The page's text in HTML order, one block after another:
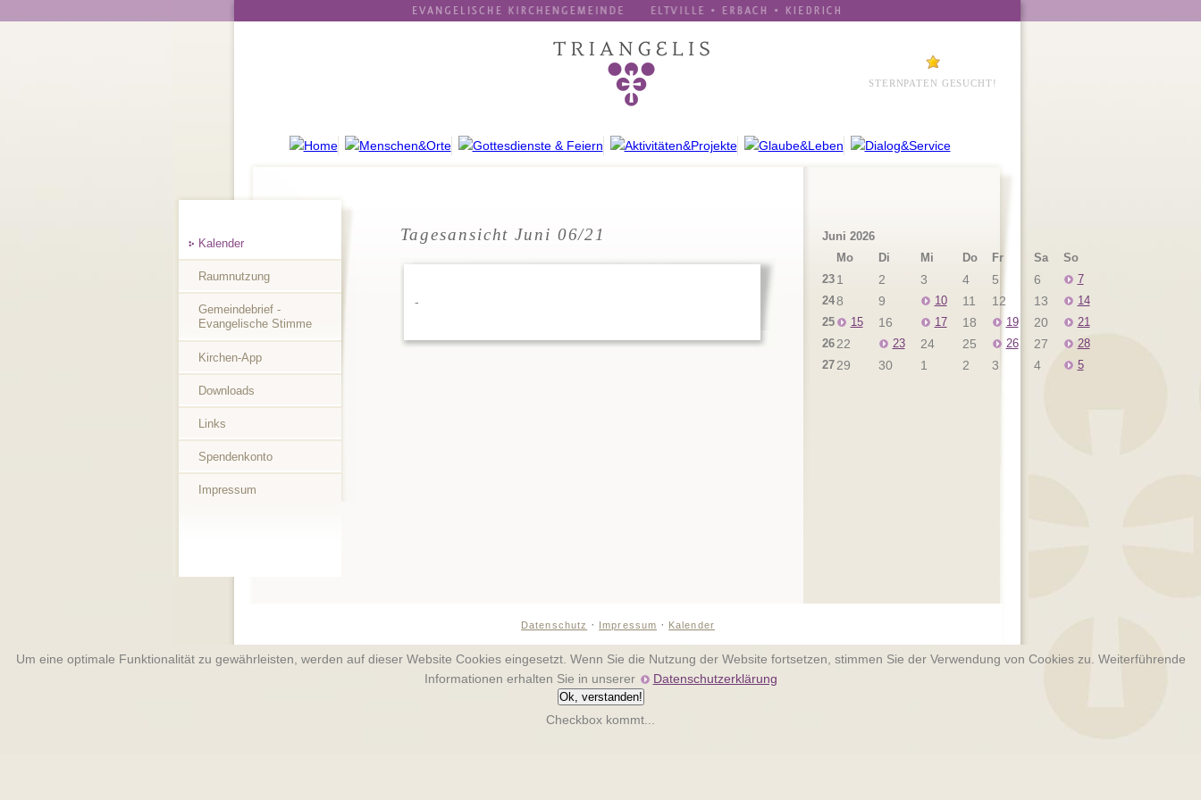
STERNPATEN GESUCHT!
Kalender
Raumnutzung
Gemeindebrief -
Evangelische Stimme
Kirchen-App
Downloads
Links
Spendenkonto
Impressum
Tagesansicht Juni 06/21
-
Juni 2026
Mo
Di Mi Do Fr Sa
So
23 1 2 3 4 5 6
7
248 9 10 11 12 13
14
25
15 16 17 18 19 20
21
26 22 23 24 25 26 27
28
27 29 30 1 2 3 4 5
Datenschutz · Impressum · Kalender
Um eine optimale Funktionalität zu gewährleisten, werden auf dieser Website Cookies eingesetzt. Wenn Sie die Nutzung der Website fort­setzen, stimmen Sie der Verwendung von Cookies zu. Weiterführende
Informationen erhalten Sie in unserer
Datenschutzerklärung
Ok, verstanden!
Checkbox kommt...